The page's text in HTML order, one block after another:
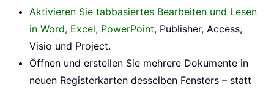
Aktivieren Sie tabbasiertes Bearbeiten und Lesen
in Word, Excel, PowerPoint, Publisher, Access,
Visio und Project.
Öffnen und erstellen Sie mehrere Dokumente in
neuen Registerkarten desselben Fensters – statt